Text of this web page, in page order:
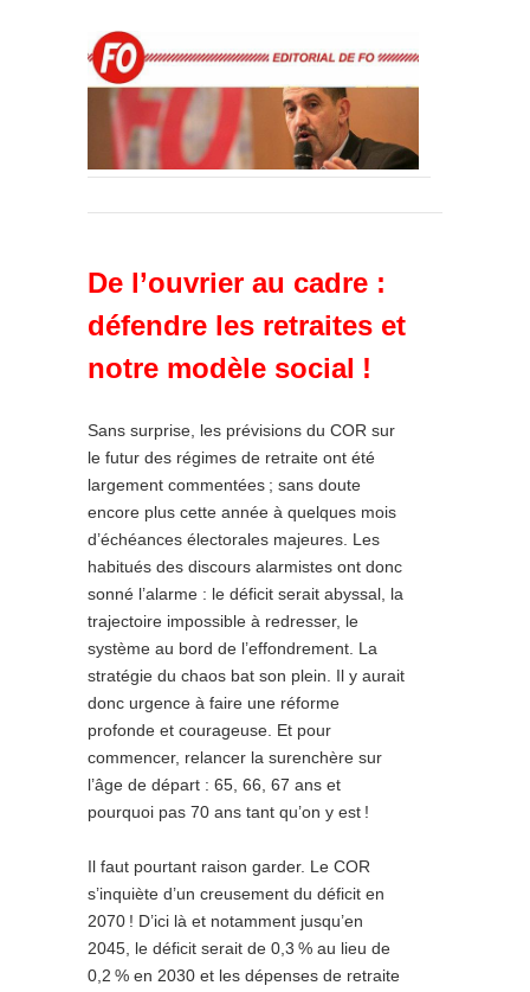
De l’ouvrier au cadre :
défendre les retraites et
notre modèle social !
Sans surprise, les prévisions du COR sur
le futur des régimes de retraite ont été
largement commentées ; sans doute
encore plus cette année à quelques mois
d’échéances électorales majeures. Les
habitués des discours alarmistes ont donc
sonné l’alarme : le déficit serait abyssal, la
trajectoire impossible à redresser, le
système au bord de l’effondrement. La
stratégie du chaos bat son plein. Il y aurait
donc urgence à faire une réforme
profonde et courageuse. Et pour
commencer, relancer la surenchère sur
l’âge de départ : 65, 66, 67 ans et
pourquoi pas 70 ans tant qu’on y est !
Il faut pourtant raison garder. Le COR
s’inquiète d’un creusement du déficit en
2070 ! D’ici là et notamment jusqu’en
2045, le déficit serait de 0,3 % au lieu de
0,2 % en 2030 et les dépenses de retraite